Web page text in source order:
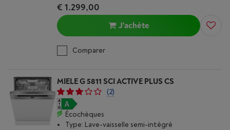
€ 1.299,00
J'achète
Comparer
MIELE G 5811 SCI ACTIVE PLUS CS
(2)
Écochèques
Type: Lave-vaisselle semi-intégré